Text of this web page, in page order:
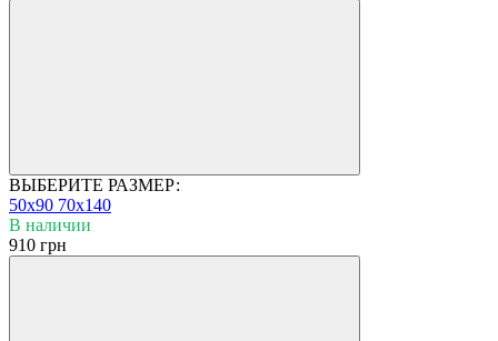
ВЫБЕРИТЕ РАЗМЕР:
50x90 70x140
В наличии
910 грн